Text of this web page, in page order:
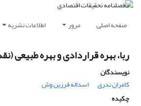
صفحه اصلی مرور اطلاعات نشریه
ربا، بهره قراردادی و بهره طبیعی
نویسندگان
کامران ندرى
اسداله فرزین وش
چکیده